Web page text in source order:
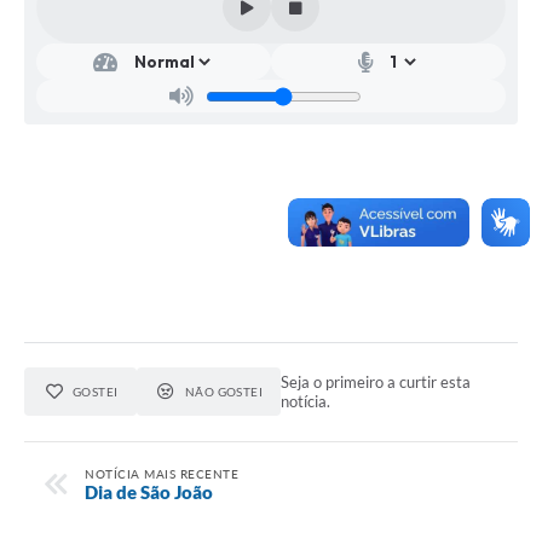
GOSTEI NÃO GOSTEI
Seja o primeiro a curtir esta
notícia.
NOTÍCIA MAIS RECENTE
Dia de São João